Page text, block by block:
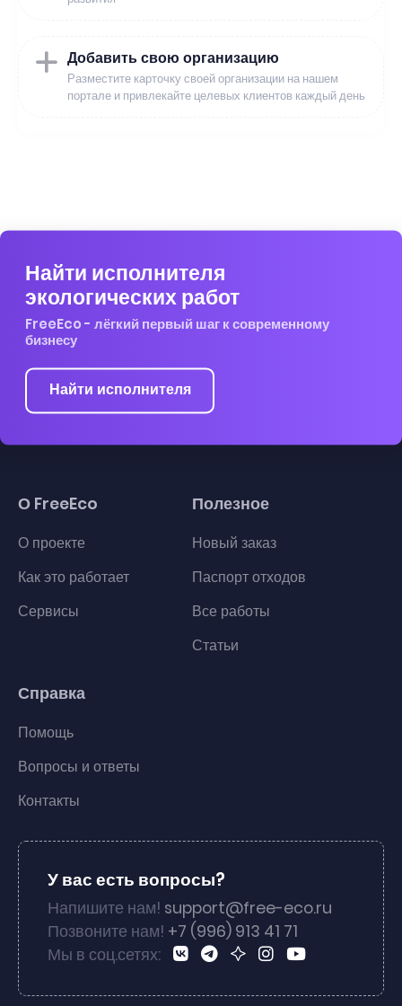
Добавить свою организацию
Разместите карточку своей организации на нашем
портале и привлекайте целевых клиентов каждый день
Найти исполнителя
экологических работ
FreeEco - лёгкий первый шаг к современному
бизнесу
Найти исполнителя
О FreeEco
О проекте
Как это работает
Сервисы
Полезное
Новый заказ
Паспорт отходов
Все работы
Статьи
Справка
Помощь
Вопросы и ответы
Контакты
У вас есть вопросы?
Напишите нам! support@free-eco.ru
Позвоните нам! +7 (996) 913 41 71
Мы в соц.сетях: